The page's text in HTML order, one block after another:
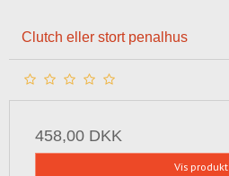
Clutch eller stort penalhus
458,00 DKK
Vis produkt